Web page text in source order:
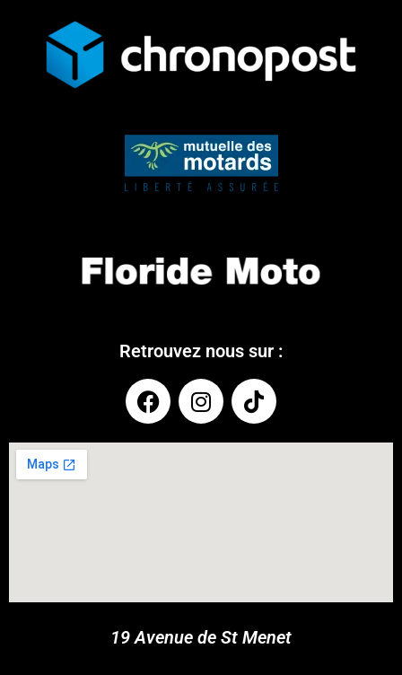
Retrouvez nous sur :
19 Avenue de St Menet